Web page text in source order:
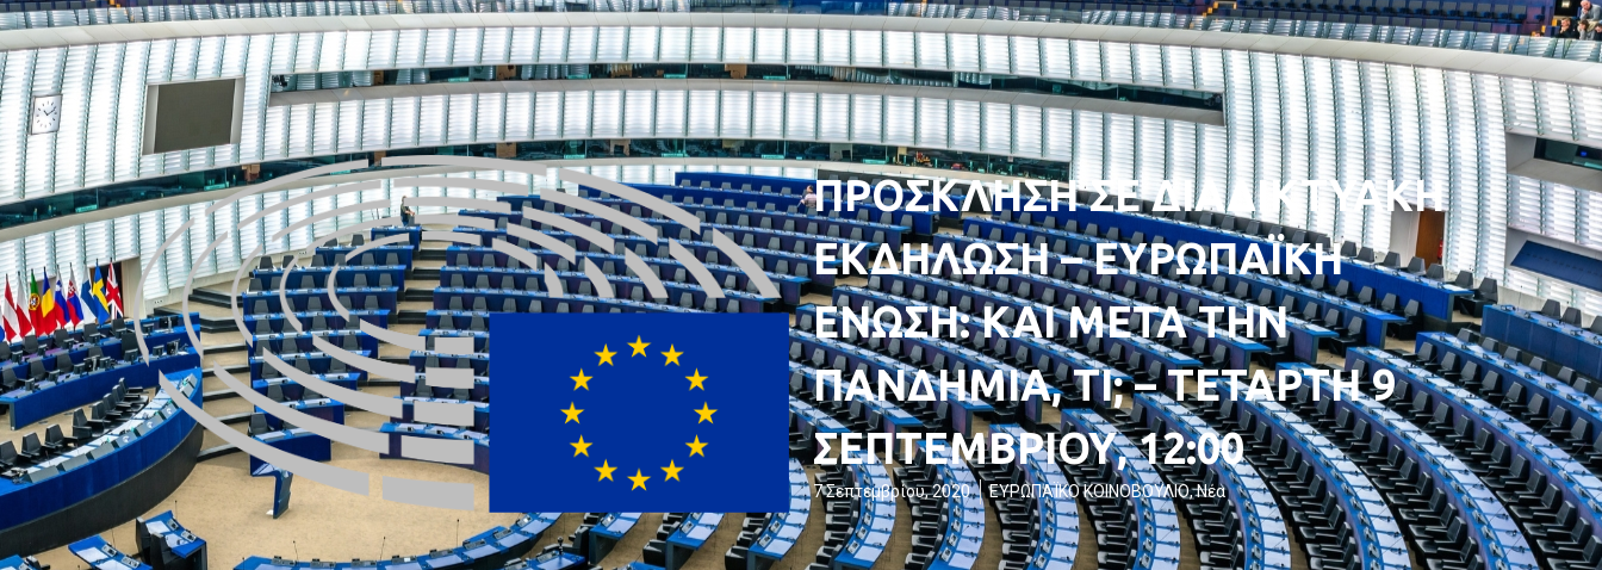
ΠΡΟΣΚΛΗΣΗ ΣΕ ΔΙΑΔΙΚΤΥΑΚΗ
ΕΚΔΗΛΩΣΗ – ΕΥΡΩΠΑΪΚΗ
ΕΝΩΣΗ: ΚΑΙ ΜΕΤΑ ΤΗΝ
ΠΑΝΔΗΜΙΑ, ΤΙ; – ΤΕΤΑΡΤΗ 9
ΣΕΠΤΕΜΒΡΙΟΥ, 12:00
7 Σεπτεμβρίου, 2020 ΕΥΡΩΠΑΪΚΟ ΚΟΙΝΟΒΟΥΛΙΟ,Νέα